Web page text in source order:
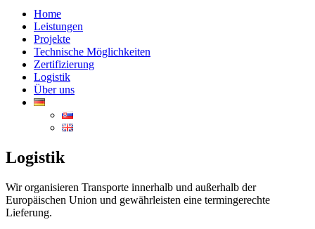
Home
Leistungen
Projekte
Technische Möglichkeiten
Zertifizierung
Logistik
Über uns
Logistik
Wir organisieren Transporte innerhalb und außerhalb der
Europäischen Union und gewährleisten eine termingerechte
Lieferung.